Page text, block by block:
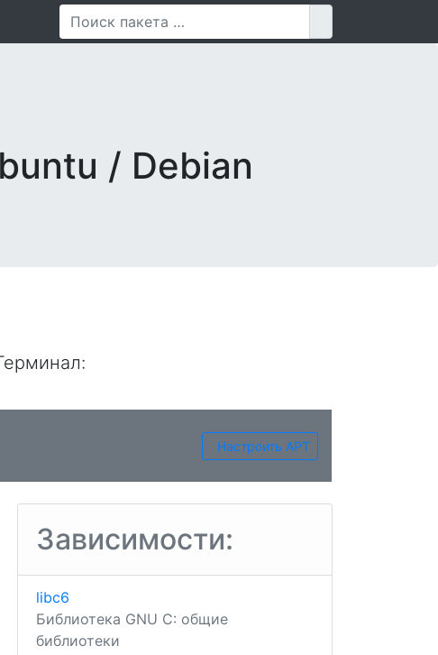
/ Debian
:
Настроить APT
Зависимости:
libc6
Библиотека GNU C: общие
библиотеки